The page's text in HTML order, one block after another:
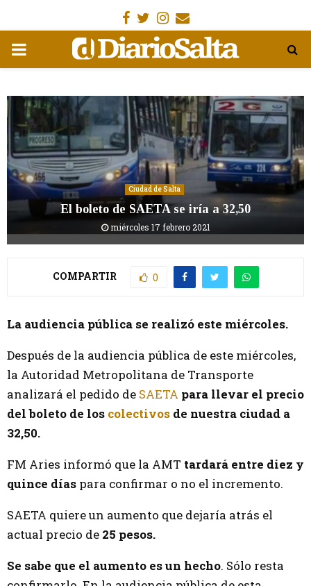
Facebook
Gorjeo
Instagram
Email
MENÚ
Ciudad de Salta
El boleto de SAETA se iría a 32,50
miércoles 17 febrero 2021
COMPARTIR 0
La audiencia pública se realizó este miércoles.
Después de la audiencia pública de este miércoles,
la Autoridad Metropolitana de Transporte
analizará el pedido de SAETA para llevar el precio
del boleto de los colectivos de nuestra ciudad a
32,50.
FM Aries informó que la AMT tardará entre diez y
quince días para confirmar o no el incremento.
SAETA quiere un aumento que dejaría atrás el
actual precio de 25 pesos.
Se sabe que el aumento es un hecho. Sólo resta